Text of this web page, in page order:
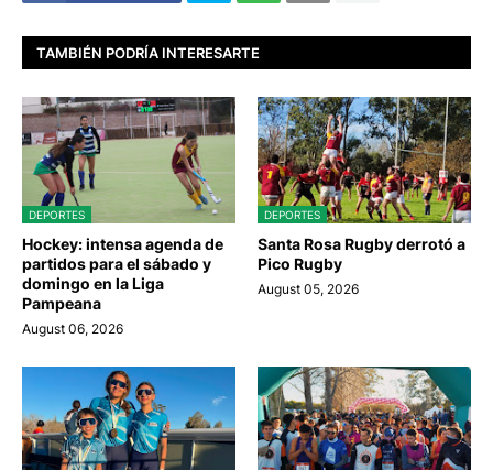
TAMBIÉN PODRÍA INTERESARTE
DEPORTES
Hockey: intensa agenda de
partidos para el sábado y
domingo en la Liga
Pampeana
August 06, 2026
DEPORTES
Santa Rosa Rugby derrotó a
Pico Rugby
August 05, 2026